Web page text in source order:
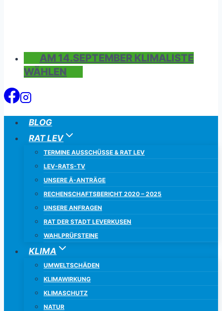
AM 14.SEPTEMBER KLIMALISTE
WÄHLEN
BLOG
RAT LEV
TERMINE AUSSCHÜSSE & RAT LEV
LEV-RATS-TV
UNSERE Ä-ANTRÄGE
RECHENSCHAFTSBERICHT 2020 – 2025
UNSERE ANFRAGEN
RAT DER STADT LEVERKUSEN
WAHLPRÜFSTEINE
KLIMA
UMWELTSCHÄDEN
KLIMAWIRKUNG
KLIMASCHUTZ
NATUR